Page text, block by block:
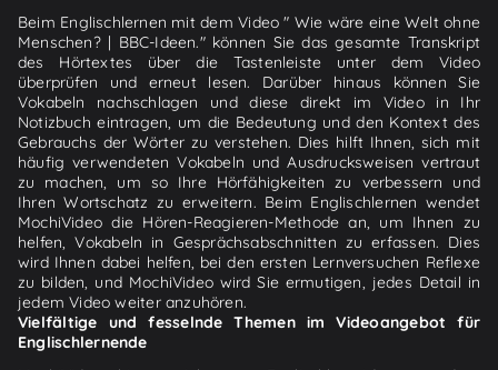
Beim Englischlernen mit dem Video " Wie wäre eine Welt ohne
Menschen? | BBC-Ideen." können Sie das gesamte Transkript
des Hörtextes über die Tastenleiste unter dem Video
überprüfen und erneut lesen. Darüber hinaus können Sie
Vokabeln nachschlagen und diese direkt im Video in Ihr
Notizbuch eintragen, um die Bedeutung und den Kontext des
Gebrauchs der Wörter zu verstehen. Dies hilft Ihnen, sich mit
häufig verwendeten Vokabeln und Ausdrucksweisen vertraut
zu machen, um so Ihre Hörfähigkeiten zu verbessern und
Ihren Wortschatz zu erweitern. Beim Englischlernen wendet
MochiVideo die Hören-Reagieren-Methode an, um Ihnen zu
helfen, Vokabeln in Gesprächsabschnitten zu erfassen. Dies
wird Ihnen dabei helfen, bei den ersten Lernversuchen Reflexe
zu bilden, und MochiVideo wird Sie ermutigen, jedes Detail in
jedem Video weiter anzuhören.
Vielfältige und fesselnde Themen im Videoangebot für
Englischlernende